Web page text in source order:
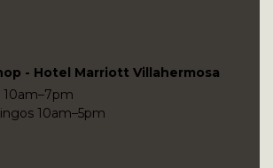
- Hotel Marriott Villahermosa
10am–7pm
10am–5pm